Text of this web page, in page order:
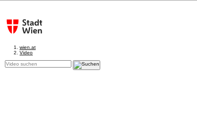
wien.at
Video